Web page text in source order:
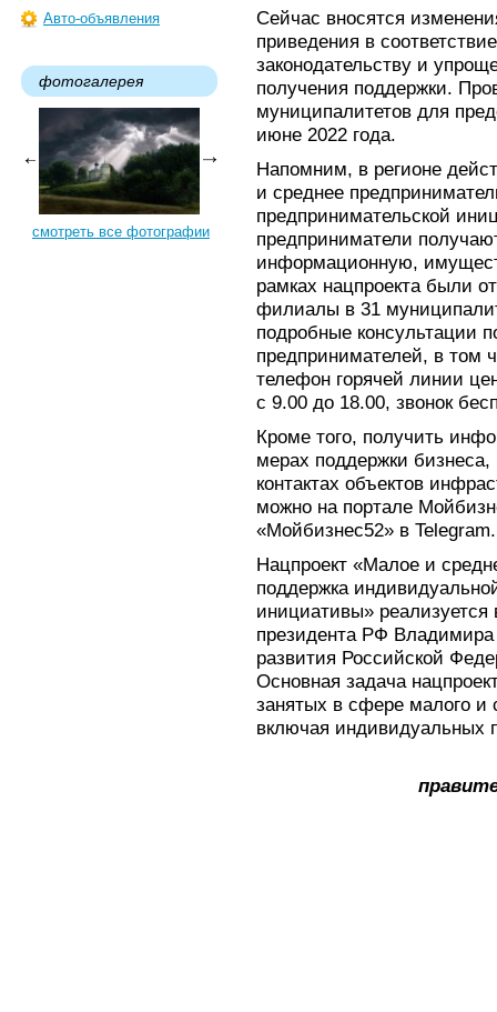
Авто-объявления
фотогалерея
смотреть все фотографии
Сейчас вносятся
приведения в
законодательству и
получения поддержки.
муниципалитетов для
июне 2022 года.
Напомним, в регионе
и среднее
предпринимательской
предприниматели
информационную,
рамках нацпроекта были
филиалы в 31
подробные консультации
предпринимателей, в том
телефон горячей линии
с 9.00 до 18.00, звонок
Кроме того, получить
мерах поддержки
контактах объектов
можно на портале
«Мойбизнес52» в Telegram.
Нацпроект «Малое и
поддержка
инициативы» реализуется
президента РФ
развития Российской
Основная задача
занятых в сфере малого и
включая индивидуальных